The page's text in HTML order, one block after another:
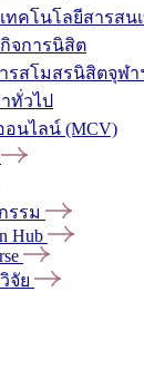
ทคโนโลยีสารสน
จการนิสิต
รสโมสรนิสิตจุฬา
ทั่วไป
อนไลน์ (MCV)
รรม
Hub
จัย